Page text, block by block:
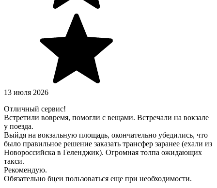
13 июля 2026
Отличный сервис!
Встретили вовремя, помогли с вещами. Встречали на вокзале
у поезда.
Выйдя на вокзальную площадь, окончательно убедились, что
было правильное решение заказать трансфер заранее (ехали из
Новороссийска в Геленджик). Огромная толпа ожидающих
такси.
Рекомендую.
Обязательно бцеи пользоваться еще при необходимости.